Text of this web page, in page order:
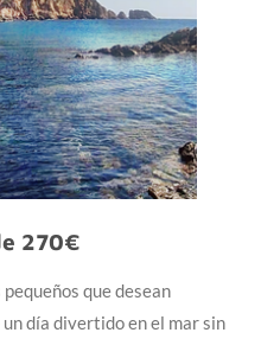
270€
que desean
día divertido en el mar sin